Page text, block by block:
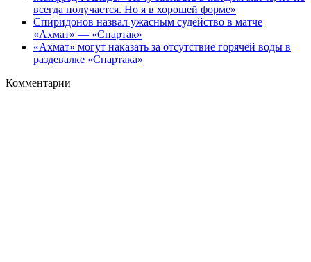
всегда получается. Но я в хорошей форме»
Спиридонов назвал ужасным судейство в матче
«Ахмат» — «Спартак»
«Ахмат» могут наказать за отсутствие горячей воды в
раздевалке «Спартака»
Комментарии